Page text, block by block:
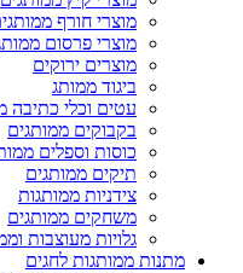
מוצרי חורף
מוצרי פרסום
מוצרים ירוקים
ביגוד ממותג
עטים וכלי כתיבה
בקבוקים ממותגים
כוסות וספלים
תיקים ממותגים
צידניות ממותגות
משחקים ממותגים
גלויות מעוצבות
מתנות ממותגות לחגים